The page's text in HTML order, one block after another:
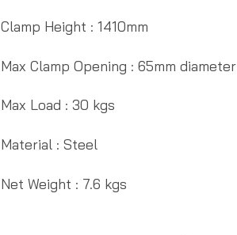
Clamp Height : 1410mm
Max Clamp Opening : 65mm diameter
Max Load : 30 kgs
Material : Steel
Net Weight : 7.6 kgs